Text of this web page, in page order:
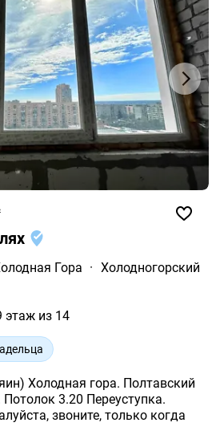
Гора · Холодногорский
этаж из 14
Холодная гора. Полтавский
3.20 Переуступка.
звоните, только когда